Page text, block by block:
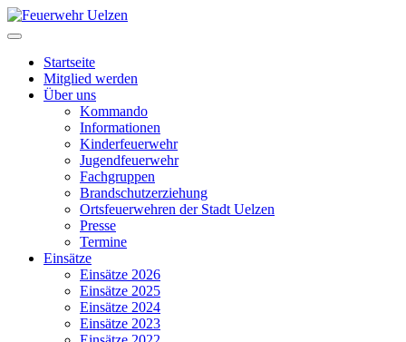
Startseite
Mitglied werden
Über uns
Kommando
Informationen
Kinderfeuerwehr
Jugendfeuerwehr
Fachgruppen
Brandschutzerziehung
Ortsfeuerwehren der Stadt Uelzen
Presse
Termine
Einsätze
Einsätze 2026
Einsätze 2025
Einsätze 2024
Einsätze 2023